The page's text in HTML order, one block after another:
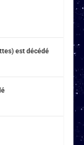
est décédé